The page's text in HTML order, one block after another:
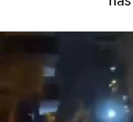
İskilip
Kargı
Haber Arşivi